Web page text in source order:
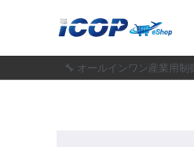
を
ス
🔧 オールインワン産業用制